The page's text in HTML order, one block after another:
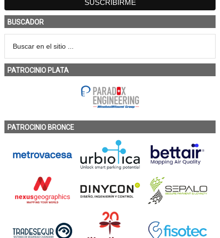
BUSCADOR
PATROCINIO PLATA
PATROCINIO BRONCE